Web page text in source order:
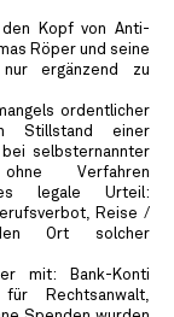
Kopf von Anti-
Röper und seine
ergänzend zu
ordentlicher
Stillstand einer
selbsternannter
ohne Verfahren
legale Urteil:
Reise /
Ort solcher
mit: Bank-Konti
Rechtsanwalt,